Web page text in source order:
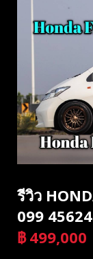
รีวิว
099
฿ 499,000